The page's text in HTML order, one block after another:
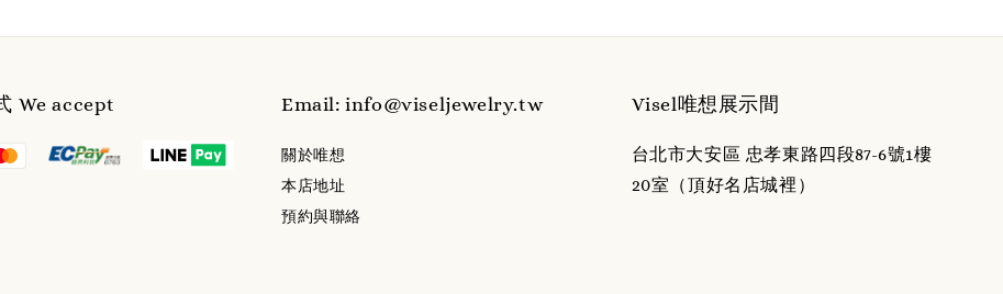
We accept Email: info@viseljewelry.tw
關於唯想
本店地址
預約與聯絡
Visel唯想展示間
台北市大安區 忠孝東路四段87-6號1樓
20室（頂好名店城裡）